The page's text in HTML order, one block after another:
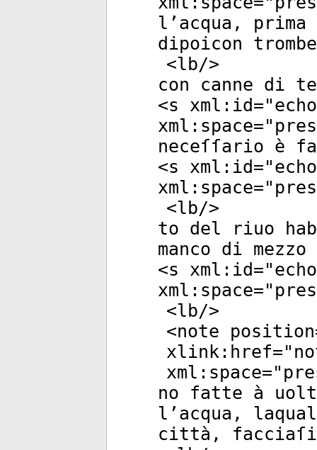
l’acqua,
dipoicon
<lb/>
con canne di
<s xml:id="
xml:space="
neceſſario è
<s xml:id="
xml:space="
<lb/>
to del riuo
manco di
<s xml:id="
xml:space="
<lb/>
<note position
xlink:href="
xml:space="
no fatte à
l’acqua,
città, facciaſi